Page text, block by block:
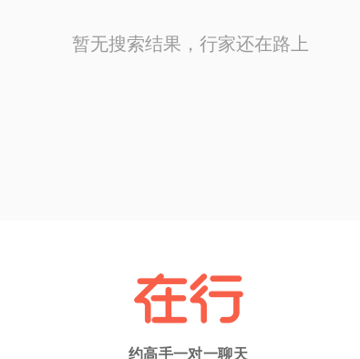
暂无搜索结果，行家还在路上
约高手一对一聊天